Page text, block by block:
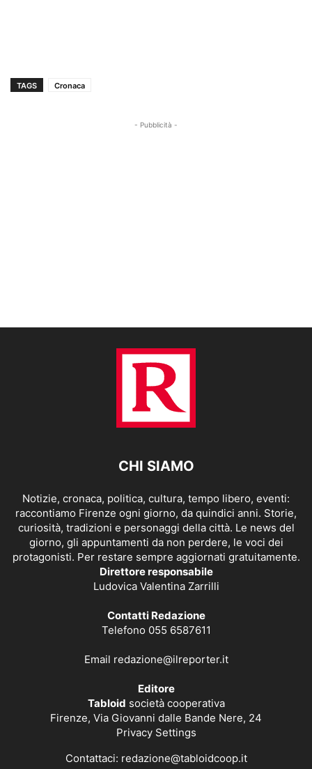
TAGS Cronaca
- Pubblicità -
CHI SIAMO
Notizie, cronaca, politica, cultura, tempo libero, eventi:
raccontiamo Firenze ogni giorno, da quindici anni. Storie,
curiosità, tradizioni e personaggi della città. Le news del
giorno, gli appuntamenti da non perdere, le voci dei
protagonisti. Per restare sempre aggiornati gratuitamente.
Direttore responsabile
Ludovica Valentina Zarrilli
Contatti Redazione
Telefono 055 6587611
Email redazione@ilreporter.it
Editore
Tabloid società cooperativa
Firenze, Via Giovanni dalle Bande Nere, 24
Privacy Settings
Contattaci: redazione@tabloidcoop.it